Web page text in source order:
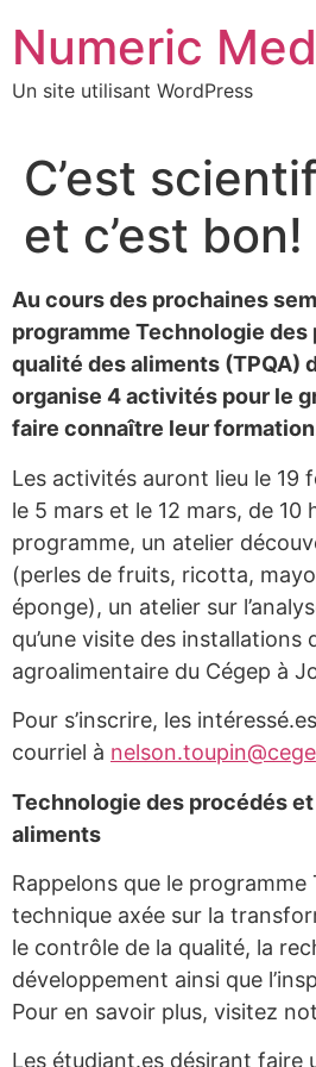
contenu
Numeric
Un site utilisant WordPress
C’est
et c’est bon!
Au cours des prochaines
programme Technologie des
qualité des aliments (TPQA)
organise 4 activités pour le
faire connaître leur
Les activités auront lieu le 19
le 5 mars et le 12 mars, de 10
programme, un atelier
(perles de fruits, ricotta,
éponge), un atelier sur
qu’une visite des installations
agroalimentaire du Cégep à
Pour s’inscrire, les
courriel à
Technologie des procédés
aliments
Rappelons que le programme
technique axée sur la
le contrôle de la qualité, la
développement ainsi que
Pour en savoir plus, visitez
Les étudiant.es désirant faire